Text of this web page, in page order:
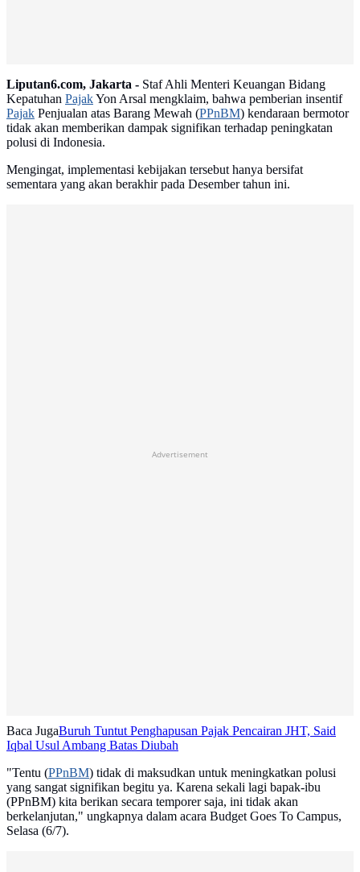
Liputan6.com, Jakarta - Staf Ahli Menteri Keuangan Bidang
Kepatuhan PajakYon Arsal mengklaim, bahwa pemberian insentif
Pajak Penjualan atas Barang Mewah (PPnBM) kendaraan bermotor
tidak akan memberikan dampak signifikan terhadap peningkatan
polusi di Indonesia.
Mengingat, implementasi kebijakan tersebut hanya bersifat
sementara yang akan berakhir pada Desember tahun ini.
Advertisement
Baca JugaBuruh Tuntut Penghapusan Pajak Pencairan JHT, Said
Iqbal Usul Ambang Batas Diubah
"Tentu (PPnBM) tidak di maksudkan untuk meningkatkan polusi
yang sangat signifikan begitu ya. Karena sekali lagi bapak-ibu
(PPnBM) kita berikan secara temporer saja, ini tidak akan
berkelanjutan," ungkapnya dalam acara Budget Goes To Campus,
Selasa (6/7).